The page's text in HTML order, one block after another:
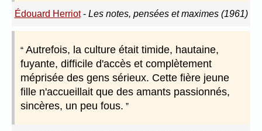
Édouard Herriot- Les notes, pensées et maximes (1961)
Autrefois, la culture était timide, hautaine,
fuyante, difficile d'accès et complètement
méprisée des gens sérieux. Cette fière jeune
fille n'accueillait que des amants passionnés,
sincères, un peu fous.